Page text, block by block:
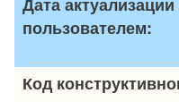
пользователем:
Код